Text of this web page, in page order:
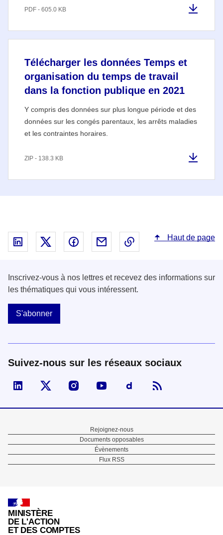
PDF - 605.0 KB
Télécharger les données Temps et
organisation du temps de travail
dans la fonction publique en 2021
Y compris des données sur plus longue période et des
données sur les congés parentaux, les arrêts maladies
et les contraintes horaires.
ZIP - 138.3 KB
Partager sur Linked In - nouvelle fenêtre
Partager sur X - nouvelle fenêtre
Partager sur Facebook - nouvelle
Partager par email - nouvelle
Copier le lien dans le
Haut de page
Inscrivez-vous à nos lettres et recevez des informations sur
les thématiques qui vous intéressent.
S'abonner
Suivez-nous sur les réseaux sociaux
Visiter la page Linked In de fonction publique
Visiter la page X de fonction publique
Visiter la page Instagram de fonction
Visiter la page You Tube de
Visiter la page
Pied
de
Rejoignez-nous
Documents opposables
Évènements
Flux RSS
MINISTÈRE
DE L'ACTION
ET DES COMPTES